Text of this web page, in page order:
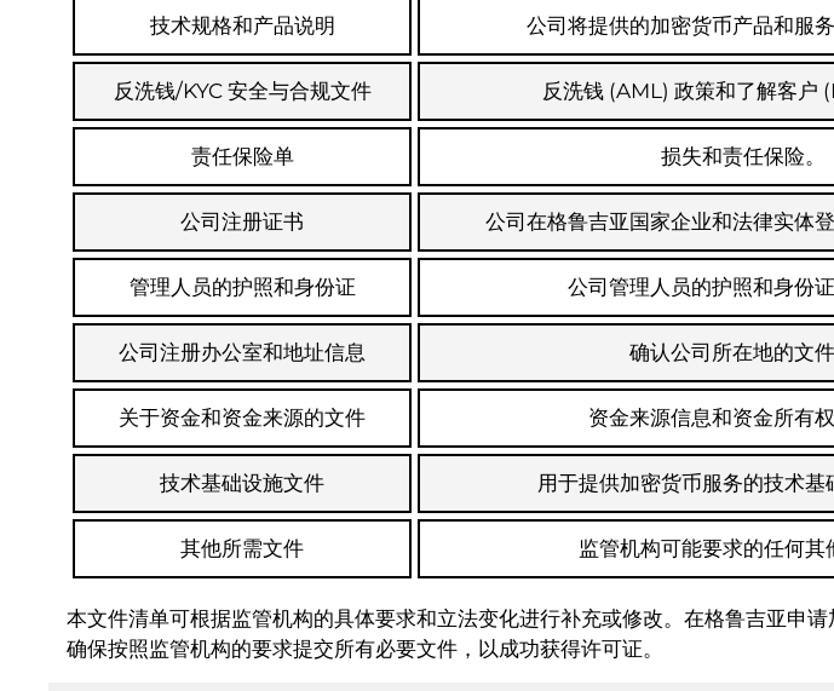
技术规格和产品说明 公司将提供的加密货币产品和服务
反洗钱/KYC 安全与合规文件 反洗钱 (AML) 政策和了解客户
责任保险单 损失和责任保险。
公司注册证书 公司在格鲁吉亚国家企业和法律实体
管理人员的护照和身份证 公司管理人员的护照和身份证
公司注册办公室和地址信息 确认公司所在地的文件
关于资金和资金来源的文件 资金来源信息和资金所有权
技术基础设施文件 用于提供加密货币服务的技术基
其他所需文件 监管机构可能要求的任何其
本文件清单可根据监管机构的具体要求和立法变化进行补充或修改。在格鲁吉亚申
确保按照监管机构的要求提交所有必要文件，以成功获得许可证。